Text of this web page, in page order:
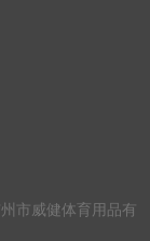
市威健体育用品有